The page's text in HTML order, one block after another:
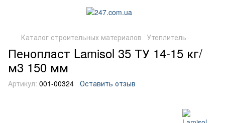
Каталог строительных материалов Утеплитель
Пенопласт Lamisol 35 ТУ 14-15 кг/
м3 150 мм
Артикул: 001-00324 Оставить отзыв